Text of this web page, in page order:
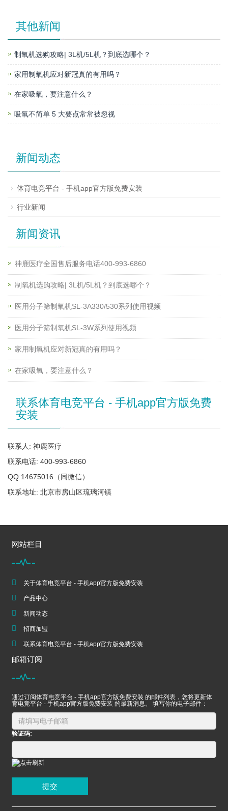
其他新闻
制氧机选购攻略| 3L机/5L机？到底选哪个？
家用制氧机应对新冠真的有用吗？
在家吸氧，要注意什么？
吸氧不简单 5 大要点常常被忽视
新闻动态
体育电竞平台 - 手机app官方版免费安装
行业新闻
新闻资讯
神鹿医疗全国售后服务电话400-993-6860
制氧机选购攻略| 3L机/5L机？到底选哪个？
医用分子筛制氧机SL-3A330/530系列使用视频
医用分子筛制氧机SL-3W系列使用视频
家用制氧机应对新冠真的有用吗？
在家吸氧，要注意什么？
联系体育电竞平台 - 手机app官方版免费
安装
联系人: 神鹿医疗
联系电话: 400-993-6860
QQ:14675016（同微信）
联系地址: 北京市房山区琉璃河镇
网站栏目
关于体育电竞平台 - 手机app官方版免费安装
产品中心
新闻动态
招商加盟
联系体育电竞平台 - 手机app官方版免费安装
邮箱订阅
通过订阅体育电竞平台 - 手机app官方版免费安装 的邮件列表，您将更新体
育电竞平台 - 手机app官方版免费安装 的最新消息。 填写你的电子邮件：
验证码:
提交